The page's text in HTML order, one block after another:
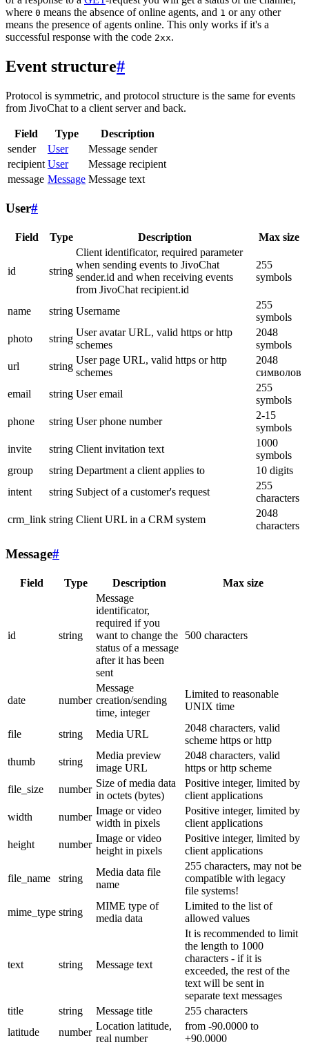
where 0 means the absence of online agents, and 1 or any other
means the presence of agents online. This only works if it's a
successful response with the code 2xx.
Event structure#
Protocol is symmetric, and protocol structure is the same for events
from JivoChat to a client server and back.
Field Type
Description
sender
User
Message sender
recipient User
Message recipient
message Message Message text
User#
Field Type Description Max size
id string
Client identificator, required parameter
when sending events to JivoChat
sender.id and when receiving events
from JivoChat recipient.id
255
symbols
name string Username
255
symbols
photo
string
User avatar URL, valid https or http
schemes
2048
symbols
url
string
User page URL, valid https or http
schemes
2048
символов
email
string User email
255
symbols
phone
string User phone number
2-15
symbols
invite
string Client invitation text
1000
symbols
group
string Department a client applies to
10 digits
intent
string Subject of a customer's request
255
characters
crm_link string Client URL in a CRM system
2048
characters
Message#
Field Type Description Max size
id string
Message
identificator,
required if you
want to change the
status of a message
after it has been
sent
500 characters
date number
Message
creation/sending
time, integer
Limited to reasonable
UNIX time
file string Media URL
2048 characters, valid
scheme https or http
thumb
string
Media preview
image URL
2048 characters, valid
https or http scheme
file_size
number
Size of media data
in octets (bytes)
Positive integer, limited by
client applications
width
number
Image or video
width in pixels
Positive integer, limited by
client applications
height
number
Image or video
height in pixels
Positive integer, limited by
client applications
file_name string
Media data file
name
255 characters, may not be
compatible with legacy
file systems!
mime_type string
MIME type of
media data
Limited to the list of
allowed values
text string Message text
It is recommended to limit
the length to 1000
characters - if it is
exceeded, the rest of the
text will be sent in
separate text messages
title
string Message title
255 characters
latitude
number
Location latitude,
real number
from -90.0000 to
+90.0000